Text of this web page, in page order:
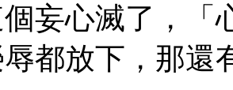
妄心滅了，「
都放下，那還